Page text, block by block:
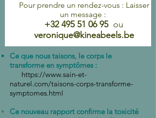
Pour prendre un rendez-vous : Laisser
un message :
+32 495 51 06 95 ou
veronique@kineabeels.be
Ce que nous taisons, le corps le
transforme en symptômes :
https://www.sain-et-
naturel.com/taisons-corps-transforme-
symptomes.html
Ce nouveau rapport confirme la toxicité